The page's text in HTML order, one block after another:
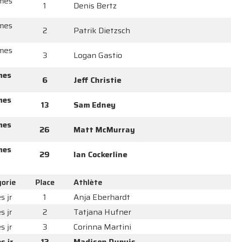
1 Denis Bertz
2 Patrik Dietzsch
3 Logan Gastio
6 Jeff Christie
13 Sam Edney
26 Matt McMurray
29 Ian Cockerline
Place Athlète
jr
1 Anja Eberhardt
jr
2 Tatjana Hufner
jr
3 Corinna Martini